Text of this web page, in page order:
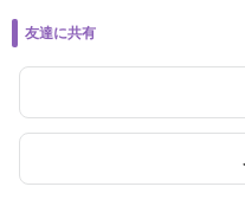
友達に共有